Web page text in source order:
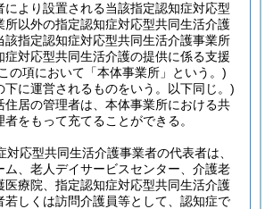
により設置される当該指定認知症対応型
所以外の指定認知症対応型共同生活介護
該指定認知症対応型共同生活介護事業所
症対応型共同生活介護の提供に係る支援
の項において「本体事業所」という。)
下に運営されるものをいう。以下同じ。)
住居の管理者は、本体事業所における共
をもって充てることができる。
対応型共同生活介護事業者の代表者は、
ム、老人デイサービスセンター、介護老
医療院、指定認知症対応型共同生活介護
若しくは訪問介護員等として、認知症で